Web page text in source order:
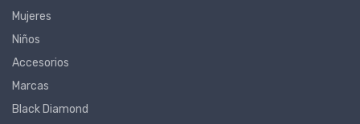
Mujeres
Niños
Accesorios
Marcas
Black Diamond